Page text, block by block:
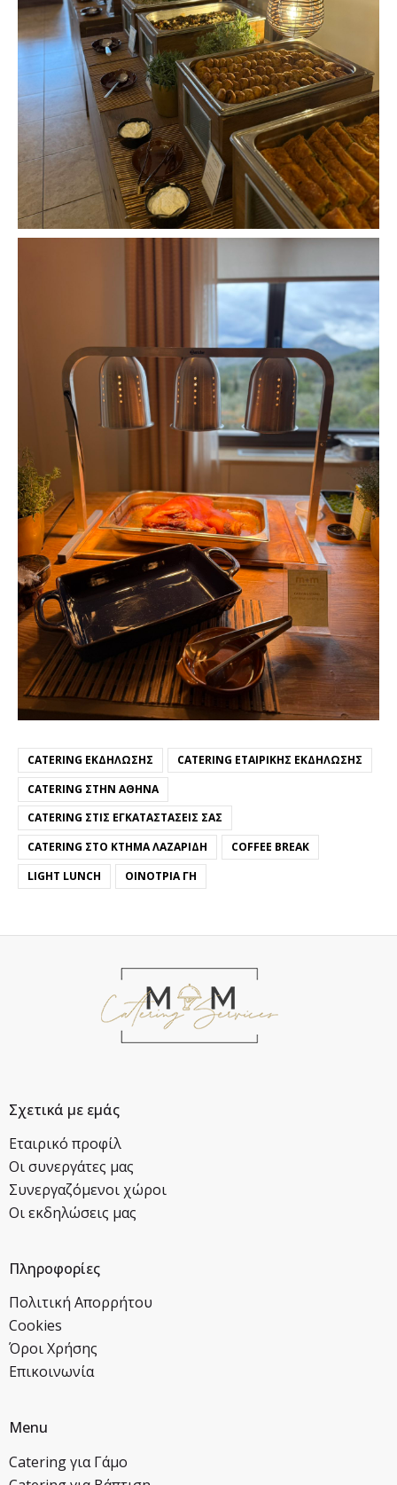
CATERING ΕΚΔΉΛΩΣΗΣ
CATERING ΕΤΑΙΡΙΚΉΣ ΕΚΔΉΛΩΣΗΣ
CATERING ΣΤΗΝ ΑΘΉΝΑ
CATERING ΣΤΙΣ ΕΓΚΑΤΑΣΤΆΣΕΙΣ ΣΑΣ
CATERING ΣΤΟ ΚΤΉΜΑ ΛΑΖΑΡΊΔΗ
COFFEE BREAK
LIGHT LUNCH
ΟΙΝΌΤΡΙΑ ΓΗ
Σχετικά με εμάς
Εταιρικό προφίλ
Οι συνεργάτες μας
Συνεργαζόμενοι χώροι
Οι εκδηλώσεις μας
Πληροφορίες
Πολιτική Απορρήτου
Cookies
Όροι Χρήσης
Επικοινωνία
Menu
Catering για Γάμο